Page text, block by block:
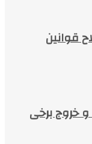
قوانین
خروج برخی